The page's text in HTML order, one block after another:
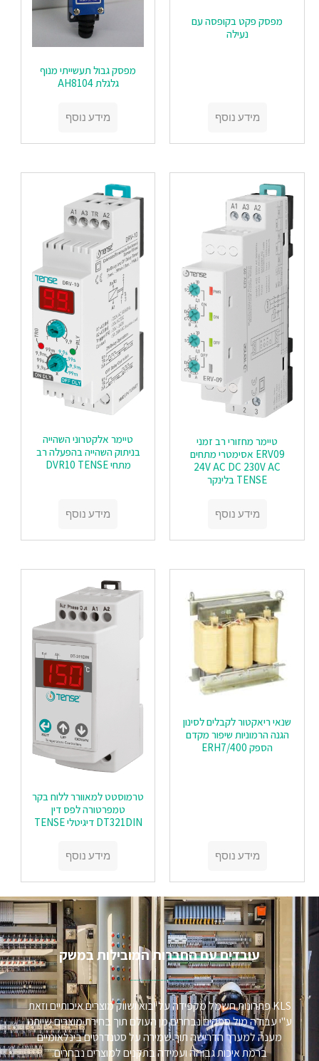
מפסק פקט בקופסה עם
נעילה
מידע נוסף
מפסק גבול תעשייתי מנוף
גלגלת AH8104
מידע נוסף
טיימר מחזורי רב זמני
ERV09 אסימטרי מתחים
24V AC DC 230V AC
TENSE בלינקר
מידע נוסף
טיימר אלקטרוני השהייה
בניתוק השהייה בהפעלה רב
מתחי DVR10 TENSE
מידע נוסף
שנאי ריאקטור לקבלים לסינון
הגנה הרמוניות שיפור מקדם
הספק ERH7/400
מידע נוסף
טרמוסטט למאוורר ללוח בקר
טמפרטורה לפס דין
DT321DIN דיגיטלי TENSE
מידע נוסף
עובדים עם החברות המובילות במשק​
KLS פתרונות חשמל מקפידה על יבוא ושווק מוצרים איכותיים וזאת
ע"י עבודה מול ספקים נבחרים מן העולם תוך בחירת מוצרים שייתנו
מענה למערך הדרישה תוך שמירה על סטנדרטים בינלאומיים
ברמת איכות גבוהה ועמידה בתקנים למוצרים נבחרים.